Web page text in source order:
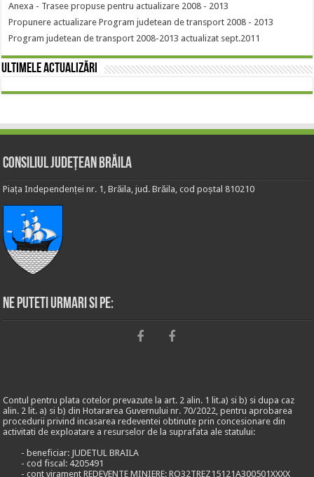
Anexa - Trasee propuse pentru actualizare 2008 - 2013
Propunere actualizare Program judetean de transport 2008 - 2013
Program judetean de transport 2008-2013 actualizat sept.2011
Ultimele actualizări
Consiliul Județean Brăila
Piața Independenței nr. 1, Brăila, jud. Brăila, cod poștal 810210
Ne puteti urmari si pe:
Contul pentru plata cotelor prevazute la art. 2 alin. 1 lit.a) si b) si dupa caz
alin. 2 lit. a) si b) din Hotararea Guvernului nr. 70/2022, pentru aprobarea
procedurii privind incasarea redeventei obtinute prin concesionare din
activitati de exploatare a resurselor de la suprafata ale statului:
- beneficiar: JUDETUL BRAILA
- cod fiscal: 4205491
- cont virament REDEVENTE MINIERE: RO32TREZ15121A300501XXXX